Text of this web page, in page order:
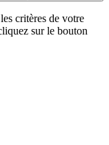
critères de votre
sur le bouton